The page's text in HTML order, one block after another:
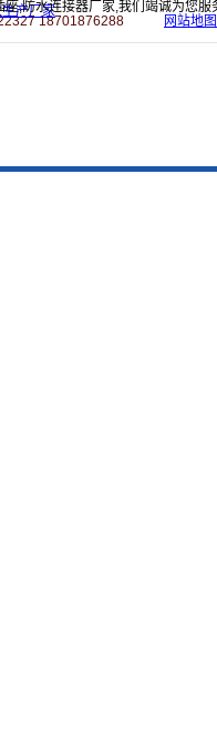
,防水连接器厂家,我们竭诚为您服
18701876288
网站地图